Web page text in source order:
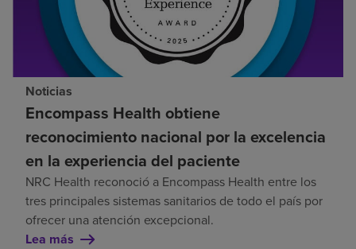
Noticias
Encompass Health obtiene
reconocimiento nacional por la excelencia
en la experiencia del paciente
NRC Health reconoció a Encompass Health entre los
tres principales sistemas sanitarios de todo el país por
ofrecer una atención excepcional.
Lea más